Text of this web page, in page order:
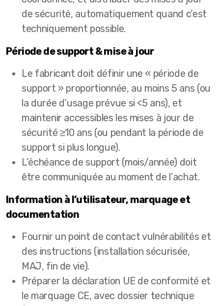
de sécurité, automatiquement quand c’est
techniquement possible.
Période de support & mise à jour
Le fabricant doit définir une « période de
support » proportionnée, au moins 5 ans (ou
la durée d’usage prévue si <5 ans), et
maintenir accessibles les mises à jour de
sécurité ≥10 ans (ou pendant la période de
support si plus longue).
L’échéance de support (mois/année) doit
être communiquée au moment de l’achat.
Information à l’utilisateur, marquage et
documentation
Fournir un point de contact vulnérabilités et
des instructions (installation sécurisée,
MAJ, fin de vie).
Préparer la déclaration UE de conformité et
le marquage CE, avec dossier technique